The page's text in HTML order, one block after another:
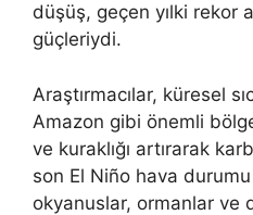
düşüş, geçen yılki rekor
güçleriydi.
Araştırmacılar, küresel
Amazon gibi önemli
ve kuraklığı artırarak
son El Niño hava
okyanuslar, ormanlar ve